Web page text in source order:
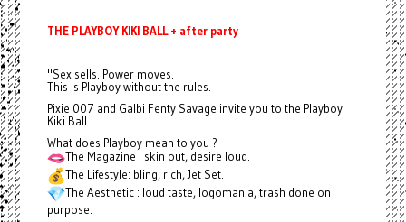
THE PLAYBOY KIKI BALL + after party
"Sex sells. Power moves.
This is Playboy without the rules.
Pixie 007 and Galbi Fenty Savage invite you to the Playboy
Kiki Ball.
What does Playboy mean to you ?
The Magazine : skin out, desire loud.
The Lifestyle: bling, rich, Jet Set.
The Aesthetic : loud taste, logomania, trash done on
purpose.